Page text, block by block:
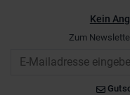
Kein
Zum